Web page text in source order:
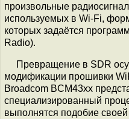
произвольные
используемых в Wi-Fi,
которых задаётся
Radio).
Превращение в SDR
модификации прошивки
Broadcom BCM43xx
специализированный
выполнятся подобие